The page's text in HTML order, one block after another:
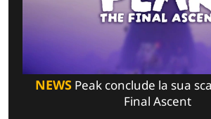
NEWSPeak conclude la sua
Final Ascent